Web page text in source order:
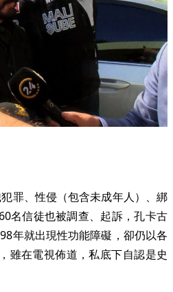
罪、性侵（包含未成年人）、綁
名信徒也被調查、起訴，孔卡古
年就出現性功能障礙，卻仍以各
雖在電視佈道，私底下自認是史